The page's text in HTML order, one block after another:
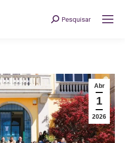
Search:
Pesquisar
Abr
1
2026